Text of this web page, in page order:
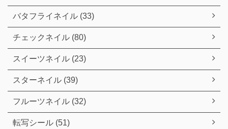
バタフライネイル (33)
チェックネイル (80)
スイーツネイル (23)
スターネイル (39)
フルーツネイル (32)
転写シール (51)